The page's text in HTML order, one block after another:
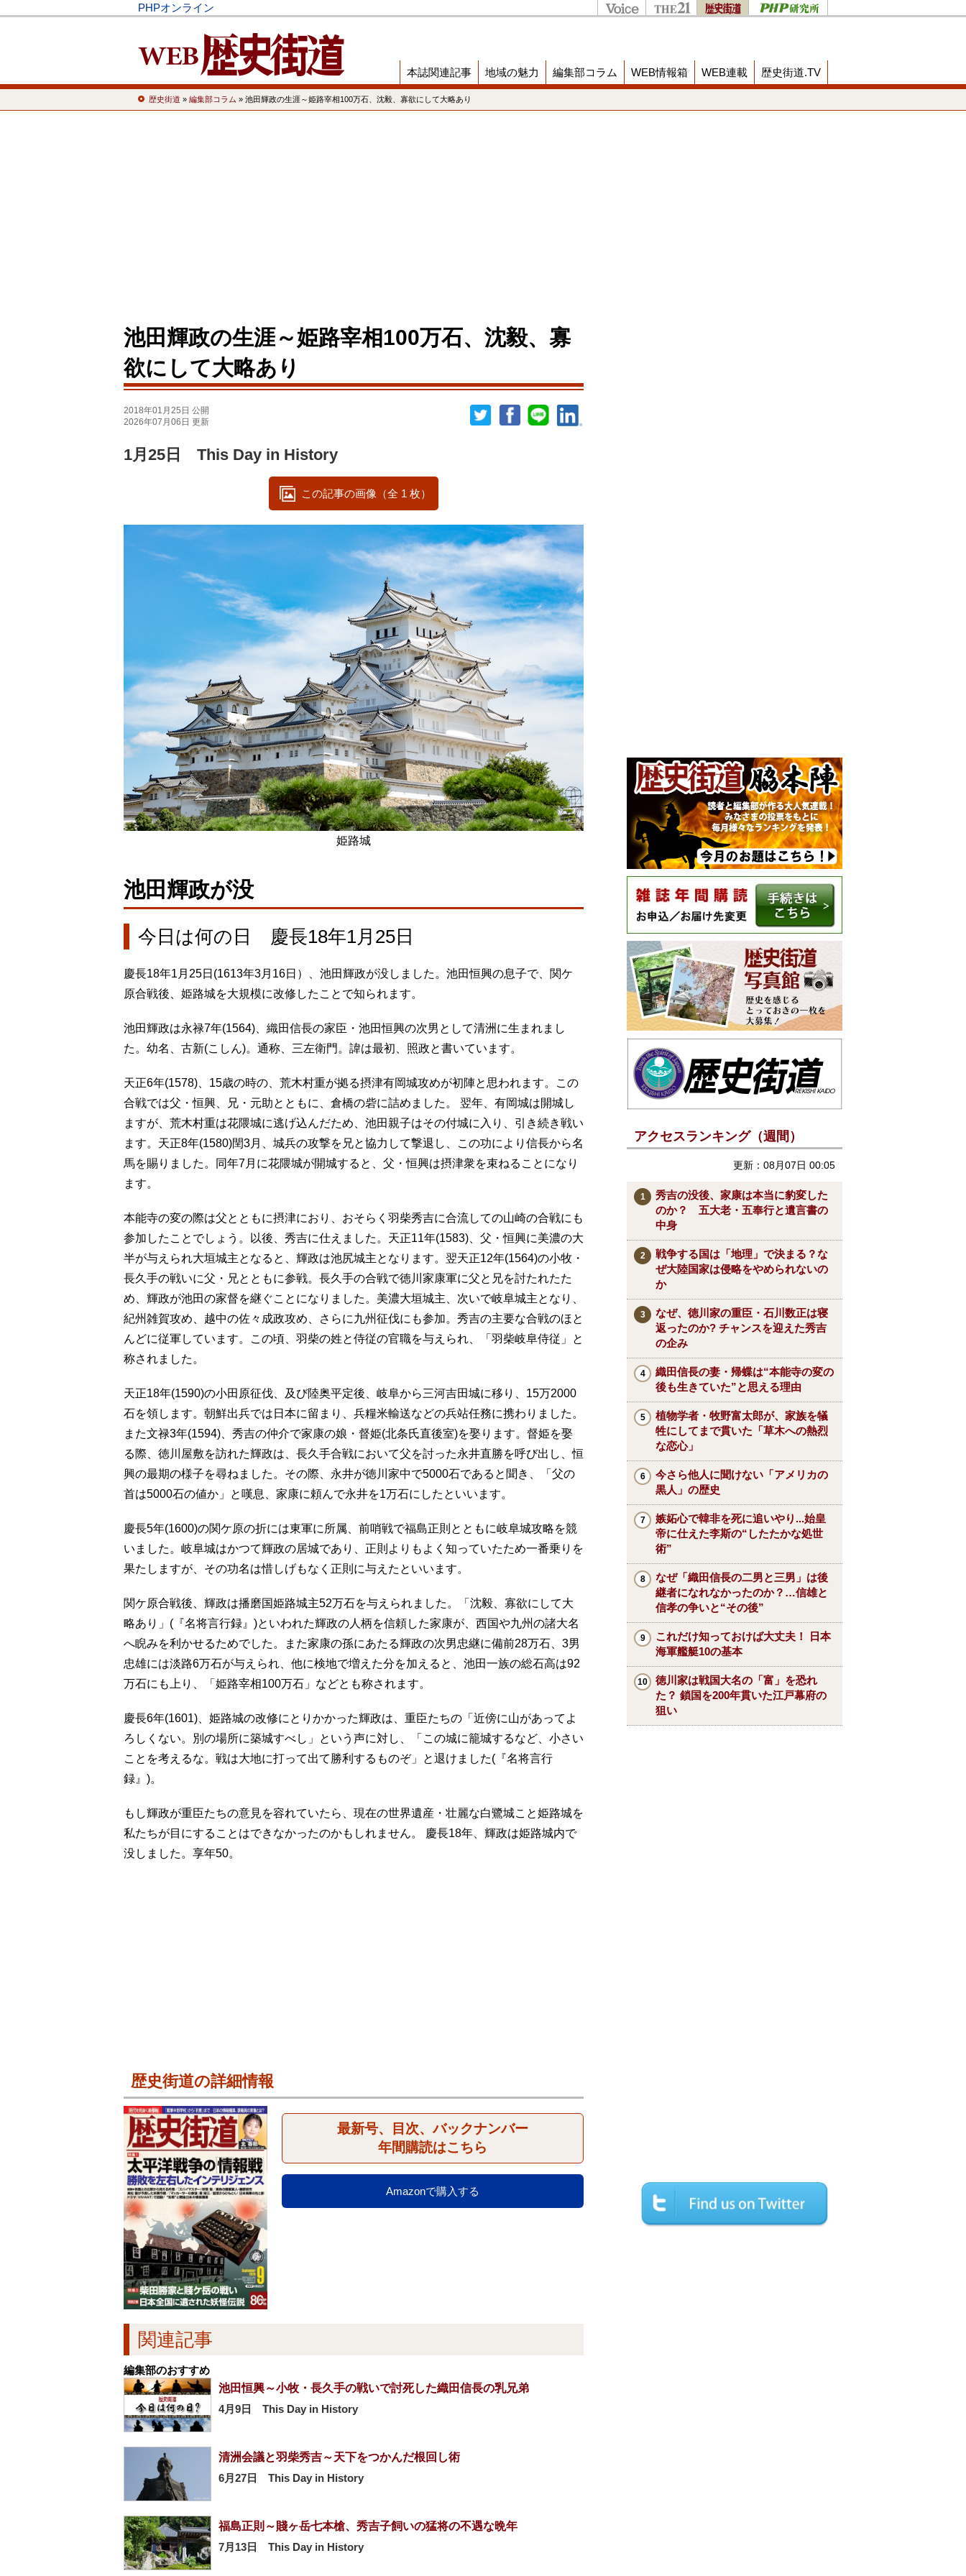
PHPオンライン
本誌関連記事 地域の魅力 編集部コラム WEB情報箱 WEB連載 歴史街道.TV
歴史街道 » 編集部コラム » 池田輝政の生涯～姫路宰相100万石、沈毅、寡欲にして大略あり
池田輝政の生涯～姫路宰相100万石、沈毅、寡
欲にして大略あり
2018年01月25日 公開
2026年07月06日 更新
1月25日 This Day in History
この記事の画像（全 1 枚）
姫路城
池田輝政が没
今日は何の日 慶長18年1月25日
慶長18年1月25日(1613年3月16日）、池田輝政が没しました。池田恒興の息子で、関ケ
原合戦後、姫路城を大規模に改修したことで知られます。
池田輝政は永禄7年(1564)、織田信長の家臣・池田恒興の次男として清洲に生まれまし
た。幼名、古新(こしん)。通称、三左衛門。諱は最初、照政と書いています。
天正6年(1578)、15歳の時の、荒木村重が拠る摂津有岡城攻めが初陣と思われます。この
合戦では父・恒興、兄・元助とともに、倉橋の砦に詰めました。 翌年、有岡城は開城し
ますが、荒木村重は花隈城に逃げ込んだため、池田親子はその付城に入り、引き続き戦い
ます。天正8年(1580)閏3月、城兵の攻撃を兄と協力して撃退し、この功により信長から名
馬を賜りました。同年7月に花隈城が開城すると、父・恒興は摂津衆を束ねることになり
ます。
本能寺の変の際は父とともに摂津におり、おそらく羽柴秀吉に合流しての山崎の合戦にも
参加したことでしょう。以後、秀吉に仕えました。天正11年(1583)、父・恒興に美濃の大
半が与えられ大垣城主となると、輝政は池尻城主となります。翌天正12年(1564)の小牧・
長久手の戦いに父・兄とともに参戦。長久手の合戦で徳川家康軍に父と兄を討たれたた
め、輝政が池田の家督を継ぐことになりました。美濃大垣城主、次いで岐阜城主となり、
紀州雑賀攻め、越中の佐々成政攻め、さらに九州征伐にも参加。秀吉の主要な合戦のほと
んどに従軍しています。この頃、羽柴の姓と侍従の官職を与えられ、「羽柴岐阜侍従」と
称されました。
天正18年(1590)の小田原征伐、及び陸奥平定後、岐阜から三河吉田城に移り、15万2000
石を領します。朝鮮出兵では日本に留まり、兵糧米輸送などの兵站任務に携わりました。
また文禄3年(1594)、秀吉の仲介で家康の娘・督姫(北条氏直後室)を娶ります。督姫を娶
る際、徳川屋敷を訪れた輝政は、長久手合戦において父を討った永井直勝を呼び出し、恒
興の最期の様子を尋ねました。その際、永井が徳川家中で5000石であると聞き、「父の
首は5000石の値か」と嘆息、家康に頼んで永井を1万石にしたといいます。
慶長5年(1600)の関ケ原の折には東軍に所属、前哨戦で福島正則とともに岐阜城攻略を競
いました。岐阜城はかつて輝政の居城であり、正則よりもよく知っていたため一番乗りを
果たしますが、その功名は惜しげもなく正則に与えたといいます。
関ケ原合戦後、輝政は播磨国姫路城主52万石を与えられました。「沈毅、寡欲にして大
略あり」(『名将言行録』)といわれた輝政の人柄を信頼した家康が、西国や九州の諸大名
へ睨みを利かせるためでした。また家康の孫にあたる輝政の次男忠継に備前28万石、3男
忠雄には淡路6万石が与えられ、他に検地で増えた分を加えると、池田一族の総石高は92
万石にも上り、「姫路宰相100万石」などとも称されます。
慶長6年(1601)、姫路城の改修にとりかかった輝政は、重臣たちの「近傍に山があってよ
ろしくない。別の場所に築城すべし」という声に対し、「この城に籠城するなど、小さい
ことを考えるな。戦は大地に打って出て勝利するものぞ」と退けました(『名将言行
録』)。
もし輝政が重臣たちの意見を容れていたら、現在の世界遺産・壮麗な白鷺城こと姫路城を
私たちが目にすることはできなかったのかもしれません。 慶長18年、輝政は姫路城内で
没しました。享年50。
歴史街道の詳細情報
最新号、目次、バックナンバー
年間購読はこちら
Amazonで購入する
関連記事
編集部のおすすめ
池田恒興～小牧・長久手の戦いで討死した織田信長の乳兄弟
4月9日 This Day in History
清洲会議と羽柴秀吉～天下をつかんだ根回し術
6月27日 This Day in History
福島正則～賤ヶ岳七本槍、秀吉子飼いの猛将の不遇な晩年
7月13日 This Day in History
アクセスランキング（週間）
更新：08月07日 00:05
秀吉の没後、家康は本当に豹変した
のか？ 五大老・五奉行と遺言書の
中身
戦争する国は「地理」で決まる？な
ぜ大陸国家は侵略をやめられないの
か
なぜ、徳川家の重臣・石川数正は寝
返ったのか? チャンスを迎えた秀吉
の企み
織田信長の妻・帰蝶は“本能寺の変の
後も生きていた”と思える理由
植物学者・牧野富太郎が、家族を犠
牲にしてまで貫いた「草木への熱烈
な恋心」
今さら他人に聞けない「アメリカの
黒人」の歴史
嫉妬心で韓非を死に追いやり...始皇
帝に仕えた李斯の“したたかな処世
術”
なぜ「織田信長の二男と三男」は後
継者になれなかったのか？…信雄と
信孝の争いと“その後”
これだけ知っておけば大丈夫！ 日本
海軍艦艇10の基本
徳川家は戦国大名の「富」を恐れ
た？ 鎖国を200年貫いた江戸幕府の
狙い